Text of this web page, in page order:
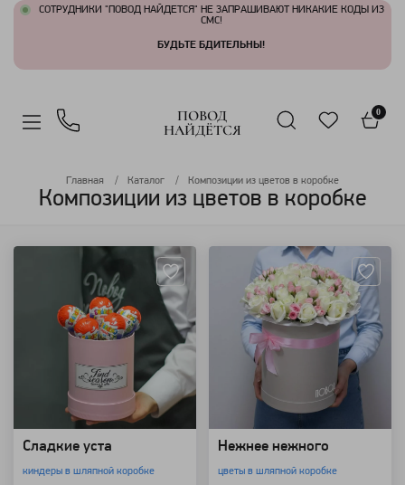
СОТРУДНИКИ "ПОВОД НАЙДЕТСЯ" НЕ ЗАПРАШИВАЮТ НИКАКИЕ КОДЫ ИЗ
СМС!
БУДЬТЕ БДИТЕЛЬНЫ!
ПОВОД
НАЙДЁТСЯ
0
Главная Каталог Композиции из цветов в коробке
Композиции из цветов в коробке
Сладкие уста
киндеры в шляпной коробке
Нежнее нежного
цветы в шляпной коробке